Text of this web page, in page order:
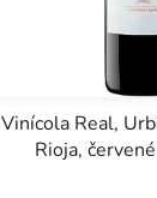
Vinícola Real,
Rioja,